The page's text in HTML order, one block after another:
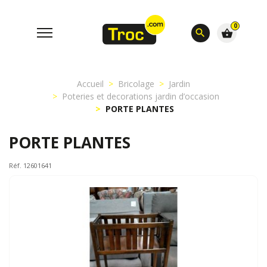
search
0
shopping_basket
Accueil Bricolage
Jardin
Poteries et decorations jardin d’occasion
PORTE PLANTES
PORTE PLANTES
Réf. 12601641